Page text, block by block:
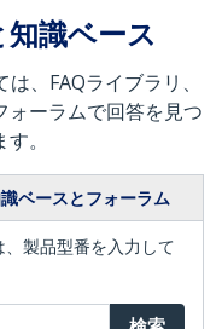
識ベース
、FAQライブラリ、
ーラムで回答を見つ
。
ベースとフォーラム
製品型番を入力して